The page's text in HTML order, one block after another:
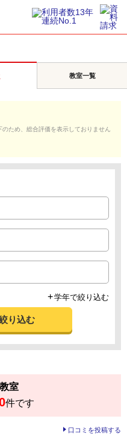
教室一覧
ため、総合評価を表示しておりません
学年で絞り込む
り込む
室
件です
口コミを投稿する